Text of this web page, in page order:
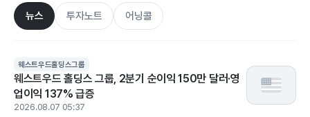
뉴스 투자노트 어닝콜
웨스트우드홀딩스그룹
웨스트우드 홀딩스 그룹, 2분기 순이익 150만 달러·영
업이익 137% 급증
2026.08.07 05:37